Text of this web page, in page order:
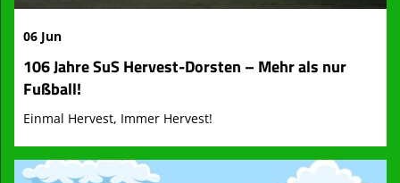
06 Jun
106 Jahre SuS Hervest-Dorsten – Mehr als nur
Fußball!
Einmal Hervest, Immer Hervest!